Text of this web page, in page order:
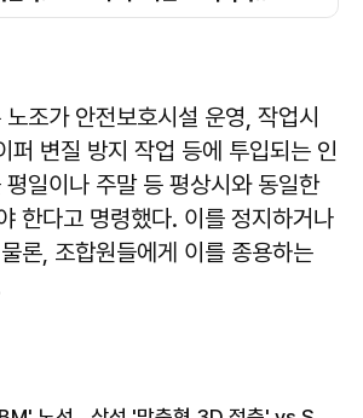
조가 안전보호시설 운영, 작업시
퍼 변질 방지 작업 등에 투입되는 인
일이나 주말 등 평상시와 동일한
한다고 명령했다. 이를 정지하거나
론, 조합원들에게 이를 종용하는